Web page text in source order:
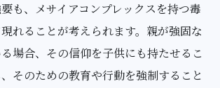
も、メサイアコンプレックスを持つ毒
れることが考えられます。親が強固な
場合、その信仰を子供にも持たせるこ
そのための教育や行動を強制すること